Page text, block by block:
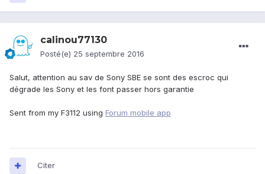
calinou77130
Posté(e) 25 septembre 2016
Salut, attention au sav de Sony SBE se sont des escroc qui
dégrade les Sony et les font passer hors garantie
Sent from my F3112 using Forum mobile app
Citer